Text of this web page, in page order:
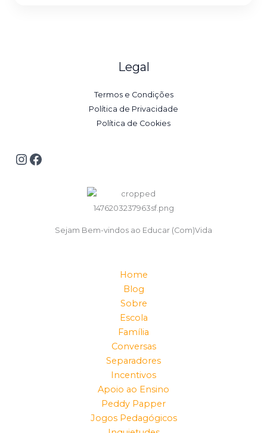
Legal
Termos e Condições
Política de Privacidade
Política de Cookies
Sejam Bem-vindos ao Educar (Com)Vida
Home
Blog
Sobre
Escola
Família
Conversas
Separadores
Incentivos
Apoio ao Ensino
Peddy Papper
Jogos Pedagógicos